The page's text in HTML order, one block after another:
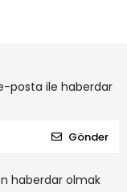
posta ile haberdar
Gönder
haberdar olmak